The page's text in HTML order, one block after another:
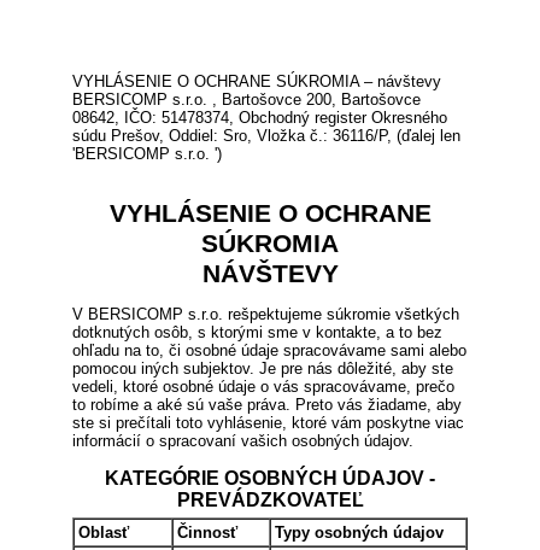
VYHLÁSENIE O OCHRANE SÚKROMIA – návštevy
BERSICOMP s.r.o. , Bartošovce 200, Bartošovce
08642, IČO: 51478374, Obchodný register Okresného
súdu Prešov, Oddiel: Sro, Vložka č.: 36116/P, (ďalej len
'BERSICOMP s.r.o. ')
VYHLÁSENIE O OCHRANE
SÚKROMIA
NÁVŠTEVY
V BERSICOMP s.r.o. rešpektujeme súkromie všetkých
dotknutých osôb, s ktorými sme v kontakte, a to bez
ohľadu na to, či osobné údaje spracovávame sami alebo
pomocou iných subjektov. Je pre nás dôležité, aby ste
vedeli, ktoré osobné údaje o vás spracovávame, prečo
to robíme a aké sú vaše práva. Preto vás žiadame, aby
ste si prečítali toto vyhlásenie, ktoré vám poskytne viac
informácií o spracovaní vašich osobných údajov.
KATEGÓRIE OSOBNÝCH ÚDAJOV -
PREVÁDZKOVATEĽ
Oblasť Činnosť
Typy osobných údajov